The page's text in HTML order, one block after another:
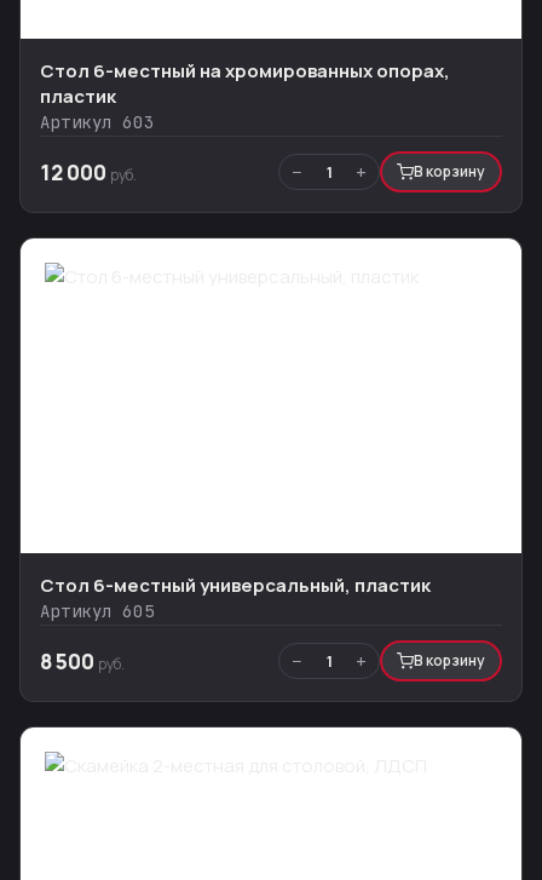
Стол 6-местный на хромированных опорах,
пластик
Артикул 603
12 000 руб. − 1 + В корзину
Стол 6-местный универсальный, пластик
Артикул 605
8 500 руб. − 1 + В корзину